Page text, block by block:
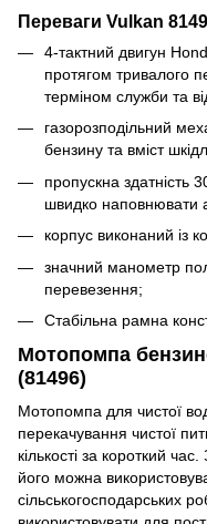
Переваги Vulkan
4-тактний двигун
протягом тривалого
терміном служби та
газорозподільний
бензину та вміст
пропускна здатність
швидко наповнювати
корпус виконаний із
значний манометр
перевезення;
Стабільна рамна
Мотопомпа
(81496)
Мотопомпа для чистої
перекачування чистої
кількості за короткий
його можна
сільськогосподарських